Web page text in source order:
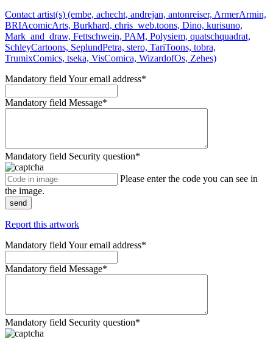
Contact artist(s) (embe, achecht, andrejan, antonreiser, ArmerArmin,
BRIAcomicArts, Burkhard, chris_web.toons, Dino, kurisuno,
Mark_and_draw, Fettschwein, PAM, Polysiem, quatschquadrat,
SchleyCartoons, SeplundPetra, stero, TariToons, tobra,
TrumixComics, tseka, VisComica, WizardofOs, Zehes)
Mandatory field Your email address*
Mandatory field Message*
Mandatory field Security question*
Please enter the code you can see in
the image.
send
Report this artwork
Mandatory field Your email address*
Mandatory field Message*
Mandatory field Security question*